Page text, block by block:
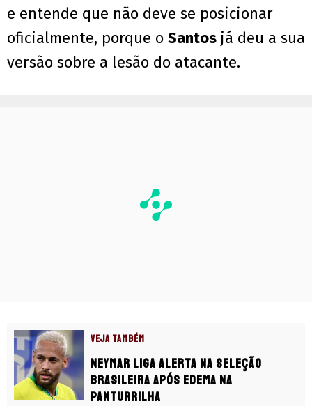
e entende que não deve se posicionar
oficialmente, porque o Santos já deu a sua
versão sobre a lesão do atacante.
PUBLICIDADE
VEJA TAMBÉM
Neymar liga alerta na Seleção
Brasileira após edema na
panturrilha